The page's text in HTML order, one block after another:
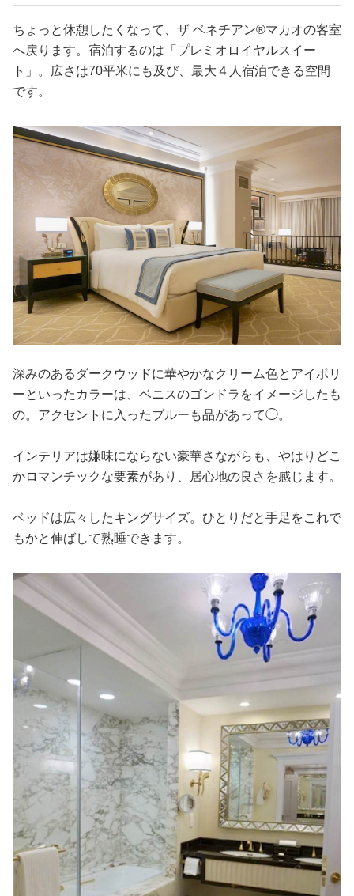
ちょっと休憩したくなって、ザ ベネチアン®️マカオの客室
へ戻ります。宿泊するのは「プレミオロイヤルスイー
ト」。広さは70平米にも及び、最大４人宿泊できる空間
です。
深みのあるダークウッドに華やかなクリーム色とアイボリ
ーといったカラーは、ベニスのゴンドラをイメージしたも
の。アクセントに入ったブルーも品があって◯。
インテリアは嫌味にならない豪華さながらも、やはりどこ
かロマンチックな要素があり、居心地の良さを感じます。
ベッドは広々したキングサイズ。ひとりだと手足をこれで
もかと伸ばして熟睡できます。